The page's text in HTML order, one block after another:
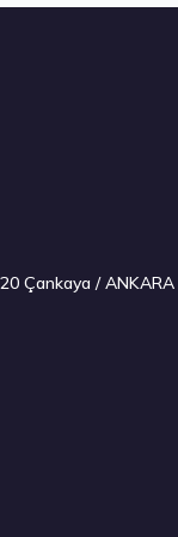
Yaz 2026
Çankaya / ANKARA